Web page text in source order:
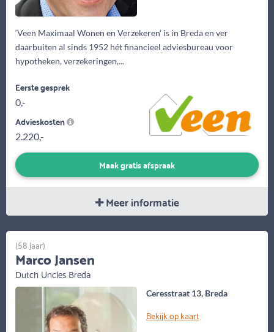
‘Veen Maximaal Wonen en Verzekeren’ is in Breda en ver
daarbuiten al sinds 1952 hét financieel adviesbureau voor
hypotheken, verzekeringen,...
Eerste gesprek
0,-
Advieskosten
2.220,-
Maak gratis afspraak
Meer informatie
Ceresstraat 13, Breda
Bekijk op kaart
(58 jaar)
Marco Jansen
Dutch Uncles Breda